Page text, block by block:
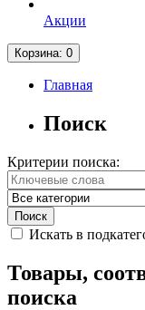
Акции
Корзина: 0
Главная
Поиск
Критерии поиска:
Искать в
Товары,
поиска